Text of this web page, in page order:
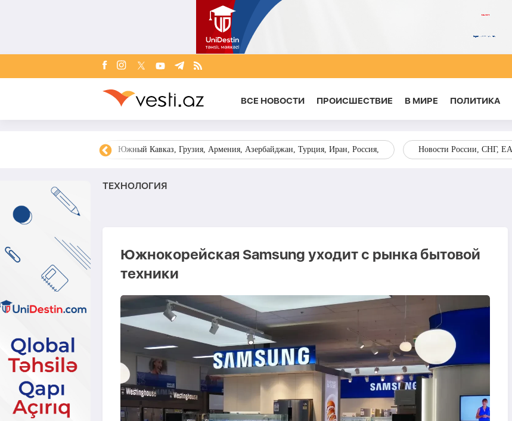
ВСЕ НОВОСТИ ПРОИСШЕСТВИЕ В МИРЕ ПОЛИТИКА
Южный Кавказ, Грузия, Армения, Азербайджан, Турция, Иран, Россия, Новости России, СНГ,
ТЕХНОЛОГИЯ
Южнокорейская Samsung уходит с рынка бытовой
техники